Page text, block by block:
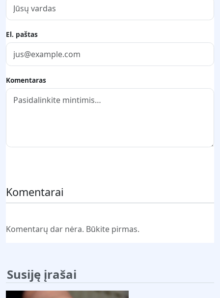
El. paštas
Komentaras
Komentarai
Komentarų dar nėra. Būkite pirmas.
Susiję įrašai